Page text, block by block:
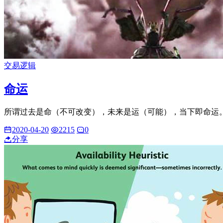
交易逻辑
命运
所谓过去是命（不可改变），未来是运（可能），当下即命运
2020-04-20 2215
0
分享